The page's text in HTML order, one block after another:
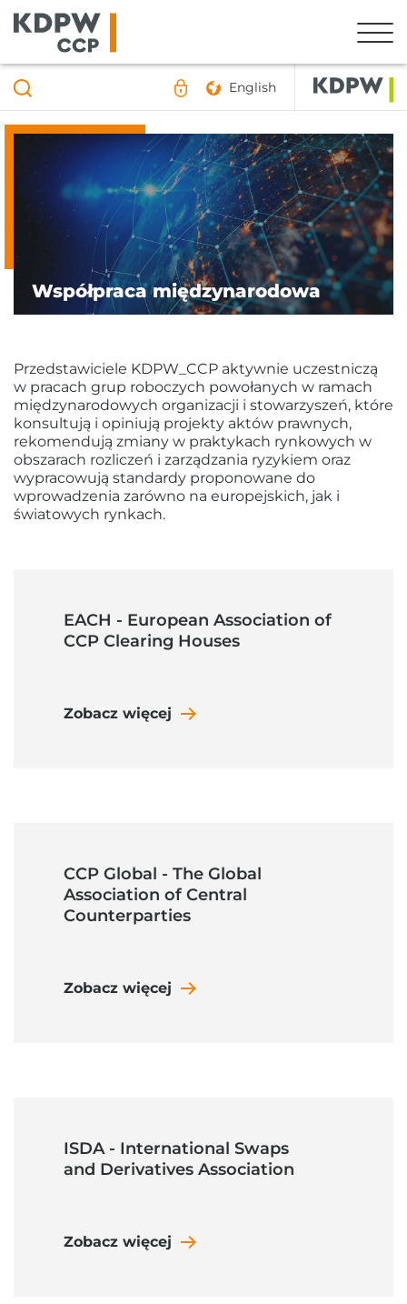
English
Współpraca międzynarodowa
Przedstawiciele KDPW_CCP aktywnie uczestniczą
w pracach grup roboczych powołanych w ramach
międzynarodowych organizacji i stowarzyszeń, które
konsultują i opiniują projekty aktów prawnych,
rekomendują zmiany w praktykach rynkowych w
obszarach rozliczeń i zarządzania ryzykiem oraz
wypracowują standardy proponowane do
wprowadzenia zarówno na europejskich, jak i
światowych rynkach.
EACH - European Association of
CCP Clearing Houses
Zobacz więcej
CCP Global - The Global
Association of Central
Counterparties
Zobacz więcej
ISDA - International Swaps
and Derivatives Association
Zobacz więcej